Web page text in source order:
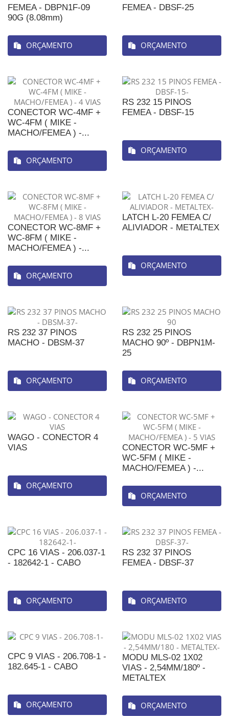
FEMEA - DBPN1F-09
90G (8.08mm)
ORÇAMENTO
FEMEA - DBSF-25
ORÇAMENTO
CONECTOR WC-4MF +
WC-4FM ( MIKE -
MACHO/FEMEA ) -...
ORÇAMENTO
RS 232 15 PINOS
FEMEA - DBSF-15
ORÇAMENTO
CONECTOR WC-8MF +
WC-8FM ( MIKE -
MACHO/FEMEA ) -...
ORÇAMENTO
LATCH L-20 FEMEA C/
ALIVIADOR - METALTEX
ORÇAMENTO
RS 232 37 PINOS
MACHO - DBSM-37
ORÇAMENTO
RS 232 25 PINOS
MACHO 90º - DBPN1M-
25
ORÇAMENTO
WAGO - CONECTOR 4
VIAS
ORÇAMENTO
CONECTOR WC-5MF +
WC-5FM ( MIKE -
MACHO/FEMEA ) -...
ORÇAMENTO
CPC 16 VIAS - 206.037-1
- 182642-1 - CABO
ORÇAMENTO
RS 232 37 PINOS
FEMEA - DBSF-37
ORÇAMENTO
CPC 9 VIAS - 206.708-1 -
182.645-1 - CABO
ORÇAMENTO
MODU MLS-02 1X02
VIAS - 2,54MM/180º -
METALTEX
ORÇAMENTO